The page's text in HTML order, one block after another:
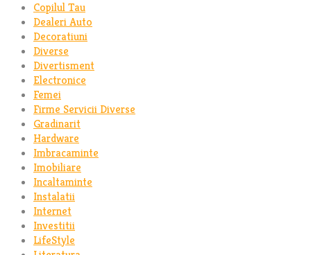
Copilul Tau
Dealeri Auto
Decoratiuni
Diverse
Divertisment
Electronice
Femei
Firme Servicii Diverse
Gradinarit
Hardware
Imbracaminte
Imobiliare
Incaltaminte
Instalatii
Internet
Investitii
LifeStyle